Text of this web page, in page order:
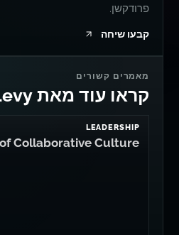
פרודקשן.
קבעו שיחה
מאמרים קשורים
קראו עוד מאת Dan Levy
LEADERSHIP
Collaborative Culture